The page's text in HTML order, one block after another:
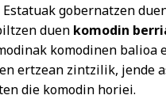
Estatuak gobernatzen
duen komodin
komodinen balioa
ertzean zintzilik, jende
die komodin horiei.